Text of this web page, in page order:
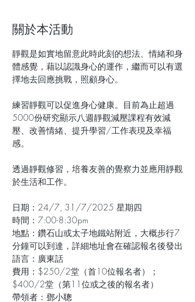
關於本活動
靜觀是如實地留意此時此刻的想法、情緒和身
體感覺，藉以認識身心的運作，繼而可以有選
擇地去回應挑戰，照顧身心。
練習靜觀可以促進身心健康。目前為止超過
5000份研究顯示八週靜觀減壓課程有效減
壓、改善情緒、提升學習/工作表現及幸福
感。
透過靜觀修習，培養友善的覺察力並應用靜觀
於生活和工作。
日期：24/7, 31/7/2025 星期四
時間：7:00-8:30pm
地點：鑽石山或太子地鐵站附近，大概步行7
分鐘可以到達，詳細地址會在確認報名後發出
語言：廣東話
費用：$250/2堂（首10位報名者）；
$400/2堂（第11位或之後的報名者）
帶領者：鄧小聰